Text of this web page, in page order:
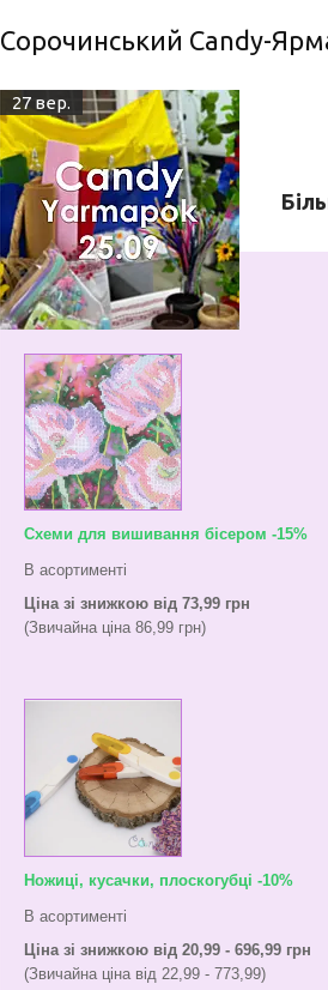
Сорочинський Candy-
27 вер.
Схеми для вишивання бісером -15%
В асортименті
Ціна зі знижкою від 73,99 грн
(Звичайна ціна 86,99 грн)
Ножиці, кусачки, плоскогубці -10%
В асортименті
Ціна зі знижкою від 20,99 - 696,99 грн
(Звичайна ціна від 22,99 - 773,99)